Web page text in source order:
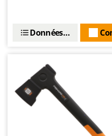
Données techniques